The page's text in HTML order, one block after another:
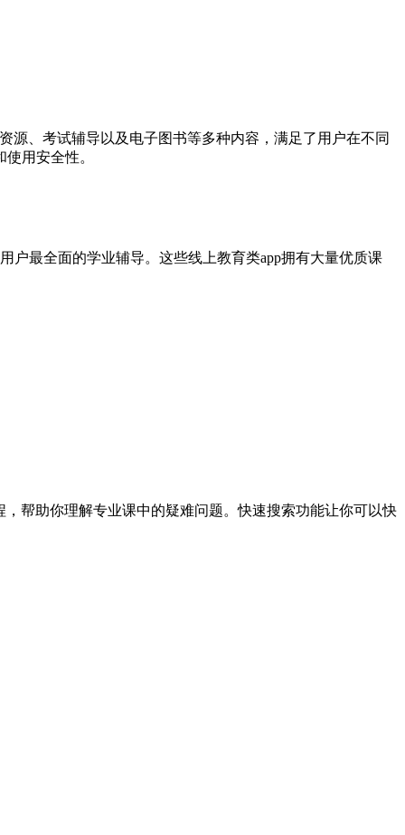
源、考试辅导以及电子图书等多种内容，满足了用户在不同
用安全性。
户最全面的学业辅导。这些线上教育类app拥有大量优质课
帮助你理解专业课中的疑难问题。快速搜索功能让你可以快